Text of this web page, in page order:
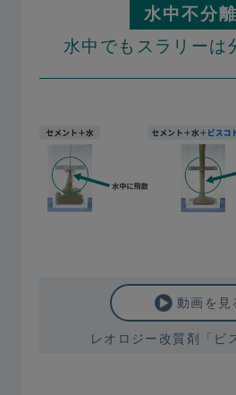
水中不分
水中でもスラリーは
動画を見
レオロジー改質剤「ビ